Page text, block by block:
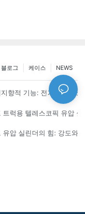
NEWS
케이스
블로그
해
향적 기능: 전기 텔레스
트럭용 텔레스코픽 유압
더의 장점
유압 실린더의 힘: 강도와